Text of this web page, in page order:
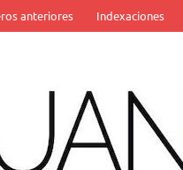
anteriores Indexaciones